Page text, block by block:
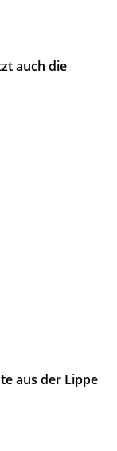
auch die
aus der Lippe